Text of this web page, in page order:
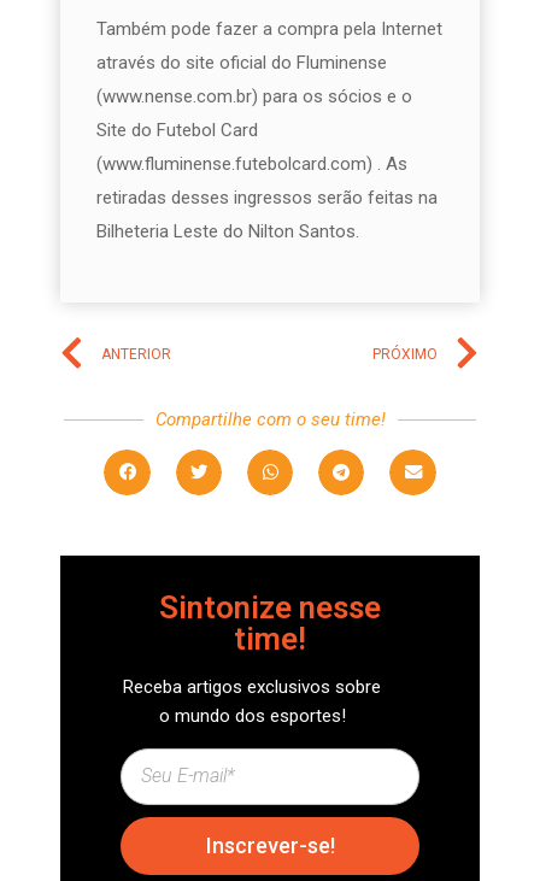
Também pode fazer a compra pela Internet
através do site oficial do Fluminense
(www.nense.com.br) para os sócios e o
Site do Futebol Card
(www.fluminense.futebolcard.com) . As
retiradas desses ingressos serão feitas na
Bilheteria Leste do Nilton Santos.
ANTERIOR PRÓXIMO
Compartilhe com o seu time!
Sintonize nesse
time!
Receba artigos exclusivos sobre
o mundo dos esportes!
Inscrever-se!